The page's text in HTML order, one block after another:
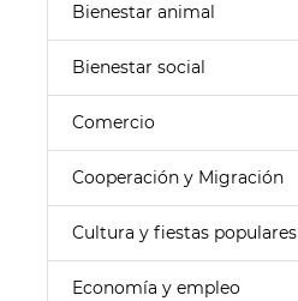
Bienestar animal
Bienestar social
Comercio
Cooperación y Migración
Cultura y fiestas populares
Economía y empleo